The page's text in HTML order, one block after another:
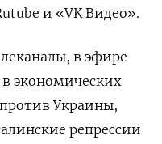
и «VK Видео».
в эфире
экономических
Украины,
репрессии